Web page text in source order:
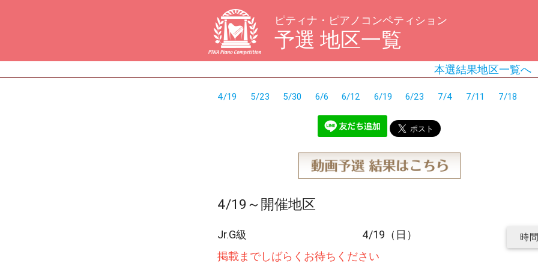
ピティナ・ピアノコンペティション
予選 地区一覧
本選結果地区一覧へ
4/19 5/23 5/30 6/6 6/12 6/19 6/23 7/4 7/11 7/18
4/19～開催地区
Jr.G級 4/19（日） 時
掲載までしばらくお待ちください